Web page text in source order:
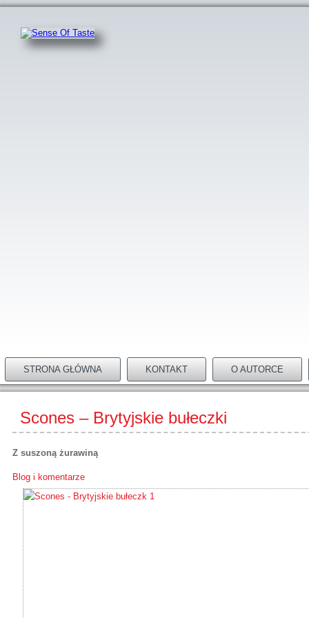
STRONA GŁÓWNA KONTAKT O AUTORCE
Scones – Brytyjskie bułeczki
Z suszoną żurawiną
Blog i komentarze